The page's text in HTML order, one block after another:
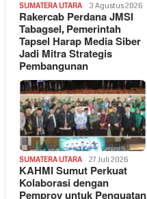
SUMATERA UTARA 3 Agustus 2026
Rakercab Perdana JMSI
Tabagsel, Pemerintah
Tapsel Harap Media Siber
Jadi Mitra Strategis
Pembangunan
SUMATERA UTARA 27 Juli 2026
KAHMI Sumut Perkuat
Kolaborasi dengan